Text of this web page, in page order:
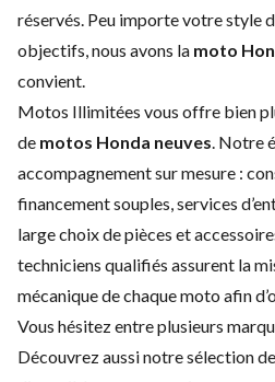
réservés. Peu importe votre style
objectifs, nous avons la moto
convient.
Motos Illimitées vous offre bien
de motos Honda neuves. Notre
accompagnement sur mesure :
financementsouples,services
large choix depièces et
techniciens qualifiés assurent la
mécanique de chaque moto afin
Vous hésitez entre plusieurs
Découvrez aussi notre sélection de